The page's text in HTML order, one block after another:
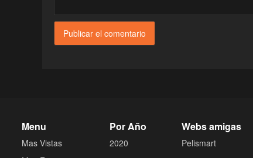
Menu
Mas Vistas
Por Año
2020
Webs amigas
Pelismart